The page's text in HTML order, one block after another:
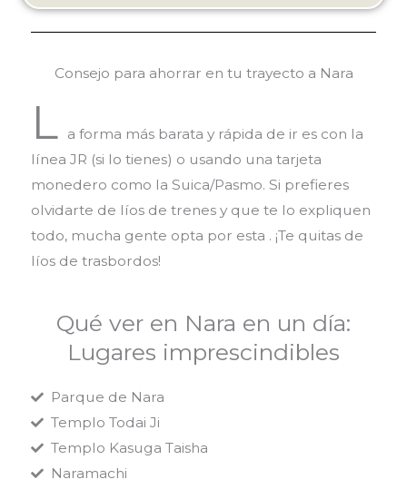
Consejo para ahorrar en tu trayecto a Nara
L a forma más barata y rápida de ir es con la
línea JR (si lo tienes) o usando una tarjeta
monedero como la Suica/Pasmo. Si prefieres
olvidarte de líos de trenes y que te lo expliquen
todo, mucha gente opta por esta . ¡Te quitas de
líos de trasbordos!
Qué ver en Nara en un día:
Lugares imprescindibles
Parque de Nara
Templo Todai Ji
Templo Kasuga Taisha
Naramachi